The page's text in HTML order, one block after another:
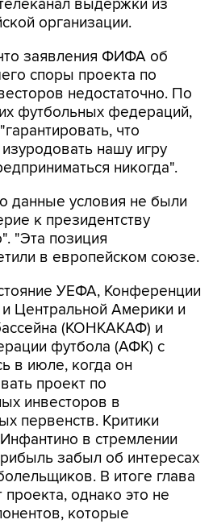
заявления ФИФА об
недостаточно. По
футбольных федераций,
что
нашу игру
никогда".
данные условия не были
"Эта позиция
в европейском союзе.
УЕФА, Конференции
(КОНКАКАФ) и
футбола (АФК) с
в июле, когда он
проект по
инвесторов в
первенств. Критики
в стремлении
забыл об интересах
В итоге глава
однако это не
которые
его отставки.